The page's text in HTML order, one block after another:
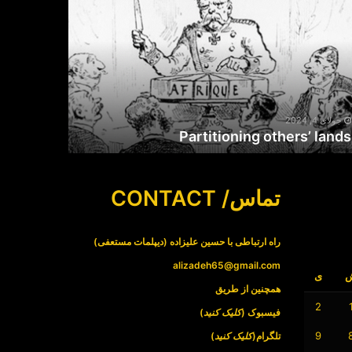
جولای 4, 2024
Partitioning others’ lands
ی
1
2
9
تماس/ CONTACT
راه ارتباطی با حسین علیزاده (دیپلمات مستعفی)
alizadeh65@gmail.com
همچنین از طریق
فیسبوک (کلیک کنید)
تلگرام(کلیک کنید)